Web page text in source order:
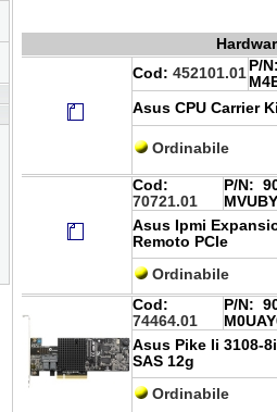
Cod: 452101.01 P/
Asus CPU Carrier
Ordinabile
Cod:
70721.01
P/N:
Asus Ipmi
Remoto PCIe
Ordinabile
Cod:
74464.01
P/N:
Asus Pike Ii 3108-
SAS 12g
Ordinabile